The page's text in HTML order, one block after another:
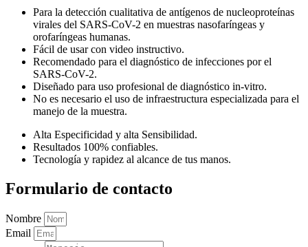
Para la detección cualitativa de antígenos de nucleoproteínas
virales del SARS-CoV-2 en muestras nasofaríngeas y
orofaríngeas humanas.
Fácil de usar con video instructivo.
Recomendado para el diagnóstico de infecciones por el
SARS-CoV-2.
Diseñado para uso profesional de diagnóstico in-vitro.
No es necesario el uso de infraestructura especializada para el
manejo de la muestra.
Alta Especificidad y alta Sensibilidad.
Resultados 100% confiables.
Tecnología y rapidez al alcance de tus manos.
Formulario de contacto
Nombre
Email